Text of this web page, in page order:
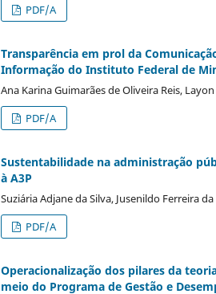
PDF/A
Transparência em prol da
Informação do Instituto Federal de
Ana Karina Guimarães de Oliveira Reis,
PDF/A
Sustentabilidade na administração
à A3P
Suziária Adjane da Silva, Jusenildo Ferreira
PDF/A
Operacionalização dos pilares da
meio do Programa de Gestão e